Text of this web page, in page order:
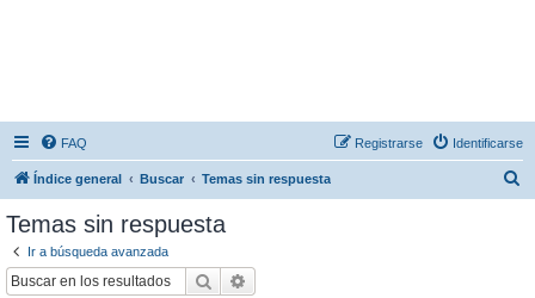
FAQ Identificarse
Registrarse
Índice general Buscar Temas sin respuesta
Temas sin respuesta
Ir a búsqueda avanzada
Buscar